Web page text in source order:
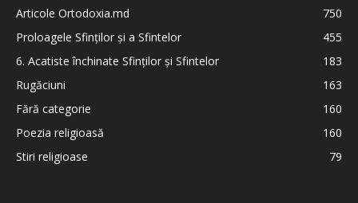
Articole Ortodoxia.md
750
Proloagele Sfinților și a Sfintelor
455
6. Acatiste închinate Sfinților și Sfintelor
183
Rugăciuni
163
Fără categorie
160
Poezia religioasă
160
Stiri religioase
79